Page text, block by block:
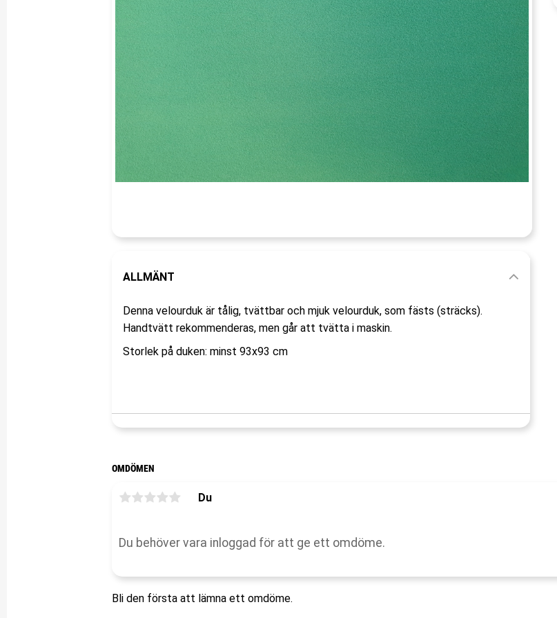
ALLMÄNT
Denna velourduk är tålig, tvättbar och mjuk velourduk, som fästs (sträcks).
Handtvätt rekommenderas, men går att tvätta i maskin.
Storlek på duken: minst 93x93 cm
OMDÖMEN
Du
Bli den första att lämna ett omdöme.